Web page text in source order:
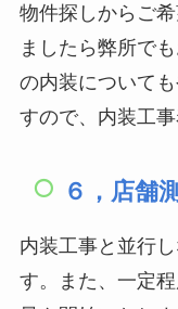
物件探しからご
ましたら弊所で
の内装について
すので、内装工
６，店舗
内装工事と並行
す。また、一定